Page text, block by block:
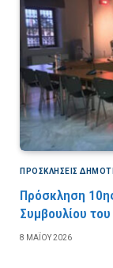
ΠΡΟΣΚΛΉΣΕΙΣ
Πρόσκληση
Συμβουλίου
8 ΜΑΪ́ΟΥ 2026